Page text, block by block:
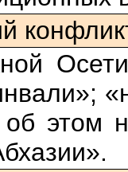
этом